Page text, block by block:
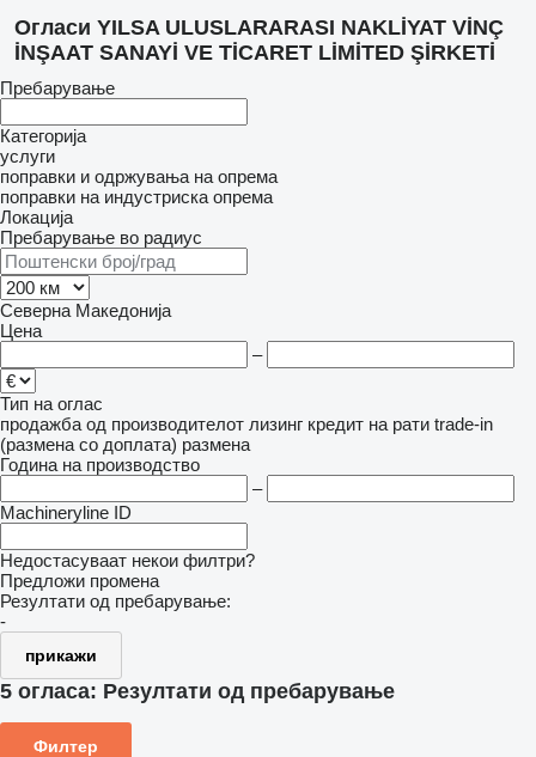
Огласи YILSA ULUSLARARASI NAKLİYAT VİNÇ
İNŞAAT SANAYİ VE TİCARET LİMİTED ŞİRKETİ
Пребарување
Категорија
услуги
поправки и одржувања на опрема
поправки на индустриска опрема
Локација
Пребарување во радиус
Северна Македонија
Цена
–
Тип на оглас
продажба од производителот лизинг кредит на рати trade-in
(размена со доплата) размена
Година на производство
–
Machineryline ID
Недостасуваат некои филтри?
Предложи промена
Резултати од пребарување:
-
прикажи
5 огласа: Резултати од пребарување
Филтер